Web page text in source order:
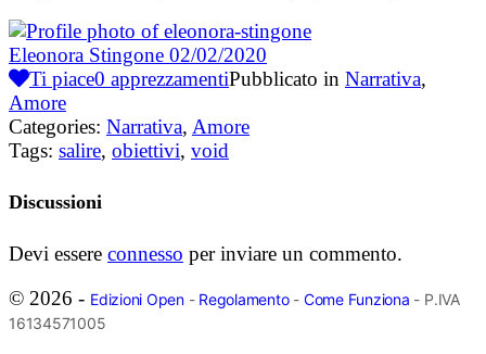
Eleonora Stingone 02/02/2020
Ti piace0 apprezzamentiPubblicato in Narrativa,
Amore
Categories: Narrativa, Amore
Tags: salire, obiettivi, void
Discussioni
Devi essere connesso per inviare un commento.
© 2026 - Edizioni Open- Regolamento- Come Funziona - P.IVA
16134571005